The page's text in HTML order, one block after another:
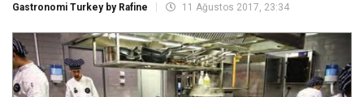
Gastronomi Turkey by Rafine 11 Ağustos 2017, 23:34